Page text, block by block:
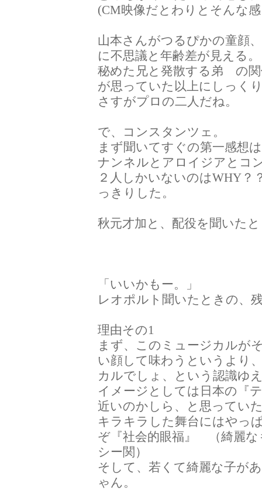
(CM映像だとわりとそんな
山本さんがつるぴかの童顔
に不思議と年齢差が見える。
秘めた兄と発散する弟 の
が思っていた以上にしっく
さすがプロの二人だね。
で、コンスタンツェ。
まず聞いてすぐの第一感想
ナンネルとアロイジアとコ
２人しかいないのはWHY？
っきりした。
秋元才加と、配役を聞いた
「いいかもー。」
レオポルト聞いたときの、
理由その1
まず、このミュージカルが
い顔して味わうというより
カルでしょ、という認識ゆ
イメージとしては日本の『
近いのかしら、と思ってい
キラキラした舞台にはやっ
ぞ『社会的眼福』 （綺麗
シー関）
そして、若くて綺麗な子が
ゃん。